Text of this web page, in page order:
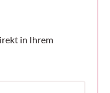
in Ihrem